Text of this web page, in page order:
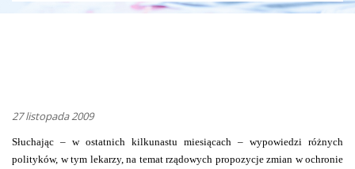
27 listopada 2009
Słuchając – w ostatnich kilkunastu miesiącach – wypowiedzi różnych
polityków, w tym lekarzy, na temat rządowych propozycje zmian w ochronie